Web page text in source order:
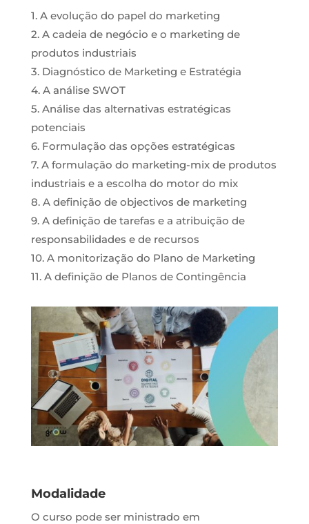
1. A evolução do papel do marketing
2. A cadeia de negócio e o marketing de
produtos industriais
3. Diagnóstico de Marketing e Estratégia
4. A análise SWOT
5. Análise das alternativas estratégicas
potenciais
6. Formulação das opções estratégicas
7. A formulação do marketing-mix de produtos
industriais e a escolha do motor do mix
8. A definição de objectivos de marketing
9. A definição de tarefas e a atribuição de
responsabilidades e de recursos
10. A monitorização do Plano de Marketing
11. A definição de Planos de Contingência
Modalidade
O curso pode ser ministrado em